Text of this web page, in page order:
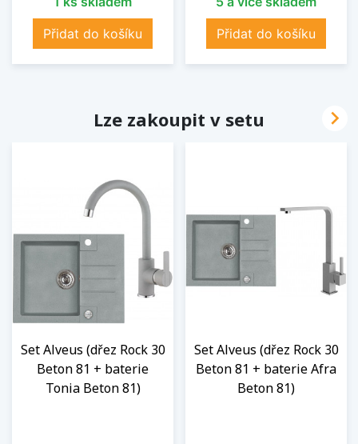
Přidat do košíku Přidat do košíku
Lze zakoupit v setu
Set Alveus (dřez Rock 30
Beton 81 + baterie
Tonia Beton 81)
Set Alveus (dřez Rock 30
Beton 81 + baterie Afra
Beton 81)
